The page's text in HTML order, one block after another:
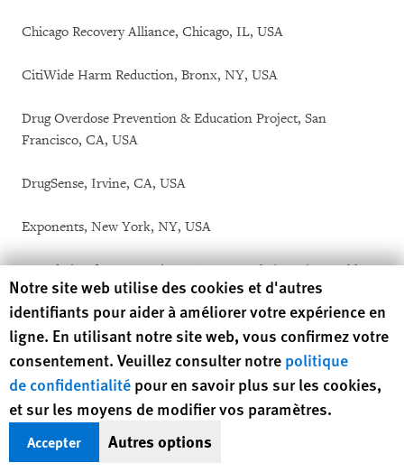
Chicago Recovery Alliance, Chicago, IL, USA
CitiWide Harm Reduction, Bronx, NY, USA
Drug Overdose Prevention & Education Project, San
Francisco, CA, USA
DrugSense, Irvine, CA, USA
Exponents, New York, NY, USA
Foundation for Integrative AIDS Research (FIAR), Brooklyn,
NY, USA
Gay Men's Health Crisis, New York, NY, USA
Global AIDS Alliance, Washington DC, USA
Harm Reduction Coalition, New York, NY, USA
Harm Reduction Project, Denver and Salt Lake City, UT, USA
Human Rights Watch cookie preferences
Notre site web utilise des cookies et d'autres
identifiants pour aider à améliorer votre expérience en
ligne. En utilisant notre site web, vous confirmez votre
consentement. Veuillez consulter notre politique
de confidentialité pour en savoir plus sur les cookies,
et sur les moyens de modifier vos paramètres.
Accepter Autres options